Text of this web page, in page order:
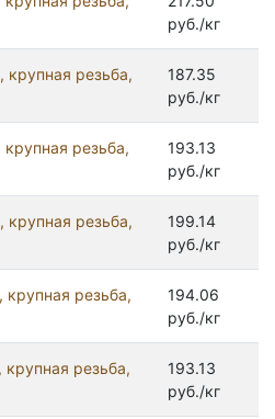
руб./кг
резьба,
187.35
руб./кг
резьба,
193.13
руб./кг
резьба,
199.14
руб./кг
резьба,
194.06
руб./кг
резьба,
193.13
руб./кг